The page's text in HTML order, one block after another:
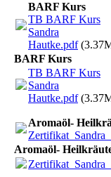
BARF Kurs
TB BARF Kurs
Sandra
Hautke.pdf
BARF Kurs
TB BARF Kurs
Sandra
Hautke.pdf
Aromaöl-
Aromaöl-